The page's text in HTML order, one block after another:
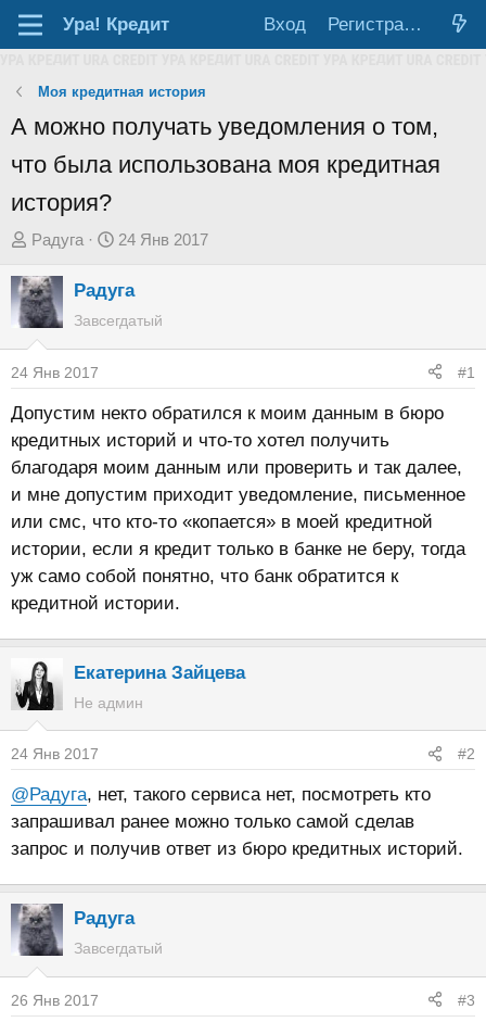
Ура! Кредит Вход Регистрация
Моя кредитная история
А можно получать уведомления о том,
что была использована моя кредитная
история?
А
т
о
р
т
е
м
ы
Радуга
Д
т
а
ч
а
л
а
24 Янв 2017
Радуга
Завсегдатый
24 Янв 2017 #1
Допустим некто обратился к моим данным в бюро
кредитных историй и что-то хотел получить
благодаря моим данным или проверить и так далее,
и мне допустим приходит уведомление, письменное
или смс, что кто-то «копается» в моей кредитной
истории, если я кредит только в банке не беру, тогда
уж само собой понятно, что банк обратится к
кредитной истории.
Екатерина Зайцева
Не админ
24 Янв 2017 #2
@Радуга, нет, такого сервиса нет, посмотреть кто
запрашивал ранее можно только самой сделав
запрос и получив ответ из бюро кредитных историй.
Радуга
Завсегдатый
26 Янв 2017 #3